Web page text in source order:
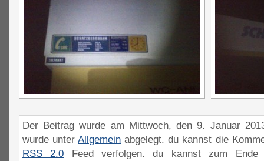
Der Beitrag wurde am Mittwoch, den 9. Januar
wurde unterAllgemein abgelegt. du kannst die
RSS 2.0 Feed verfolgen. du kannst zum Ende